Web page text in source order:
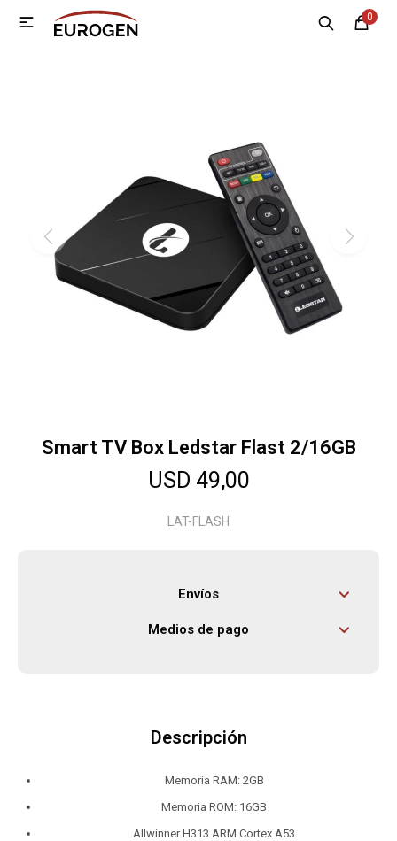
0

Smart TV Box Ledstar Flast 2/16GB
USD 49,00
LAT-FLASH
Envíos
Medios de pago
Descripción
Memoria RAM: 2GB
Memoria ROM: 16GB
Allwinner H313 ARM Cortex A53
MI CUENTA
Tecnología
Climatización
Herramientas